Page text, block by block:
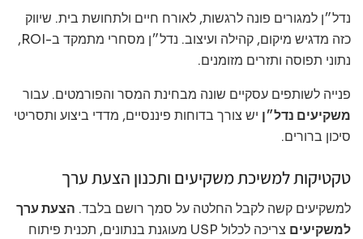
נדל״ן למגורים פונה לרגשות, לאורח חיים ולתחושת בית. שיווק
כזה מדגיש מיקום, קהילה ועיצוב. נדל״ן מסחרי מתמקד ב-ROI,
נתוני תפוסה ותזרים מזומנים.
פנייה לשותפים עסקיים שונה מבחינת המסר והפורמטים. עבור
משקיעים נדל״ן יש צורך בדוחות פיננסיים, מדדי ביצוע ותסריטי
סיכון ברורים.
טקטיקות למשיכת משקיעים ותכנון הצעת ערך
למשקיעים קשה לקבל החלטה על סמך רושם בלבד. הצעת ערך
למשקיעים
צריכה לכלול USP מעוגנת בנתונים, תכנית פיתוח